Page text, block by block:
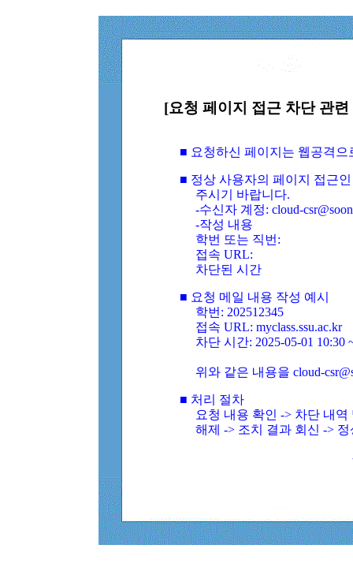
[요청 페이지 접근 차단 관
■ 요청하신 페이지는 웹공격
■ 정상 사용자의 페이지 접근
주시기 바랍니다.
-수신자 계정: cloud-
-작성 내용
학번 또는 직번:
접속 URL:
차단된 시간
■ 요청 메일 내용 작성 예시
학번: 202512345
접속 URL: myclass.ssu.ac.kr
차단 시간: 2025-05-01 10:30
위와 같은 내용을 cloud-
■ 처리 절차
요청 내용 확인 -> 차단 내
해제 -> 조치 결과 회신 ->